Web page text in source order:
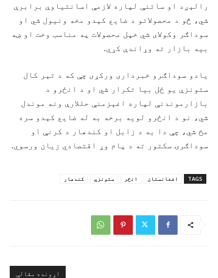
رالېږد او ساتنې لپاره لازمې اسانتیاوې برابرې
شي، څو د محصولاتو د ضایع کېدو مخه ونیول شي او
سوداګر وکولای شي خپل محصولات په مناسب وخت او ښه
بیه بازار ته وړاندې کړي.
یادو سوداګرو خبرداری ورکړی چې که د تېر کال
ستونزې یو ځل بیا تکرار شي او د انځرو د
بازارموندنې لپاره اغېزمنې حللارې ونه موندل
شي، نو د انځرو لویه برخه به له ضایع کېدو سره
مخ شي، چې دا به د زابل او کندهار د کرنې او
سوداګرۍ سکتور ته د پام وړ اقتصادي زیان ورسوي.
TAGS افغانستان انځر ستونزې کندهار
اړونده مقالې